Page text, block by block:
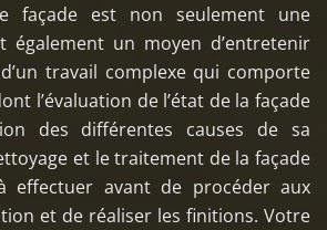
façade est non seulement une
également un moyen d’entretenir
travail complexe qui comporte
l’évaluation de l’état de la façade
des différentes causes de sa
et le traitement de la façade
effectuer avant de procéder aux
et de réaliser les finitions. Votre